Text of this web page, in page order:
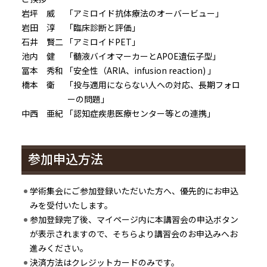
岩坪 威
「アミロイド抗体療法のオーバービュー」
岩田 淳
「臨床診断と評価」
石井 賢二
「アミロイドPET」
池内 健
「髄液バイオマーカーとAPOE遺伝子型」
冨本 秀和
「安全性（ARIA、infusion reaction) 」
橋本 衛
「投与適用にならない人への対応、長期フォロ
ーの問題」
中西 亜紀 「認知症疾患医療センター等との連携」
参加申込方法
学術集会にご参加登録いただいた方へ、優先的にお申込
みを受付いたします。
参加登録完了後、マイページ内に本講習会の申込ボタン
が表示されますので、そちらより講習会のお申込みへお
進みください。
決済方法はクレジットカードのみです。